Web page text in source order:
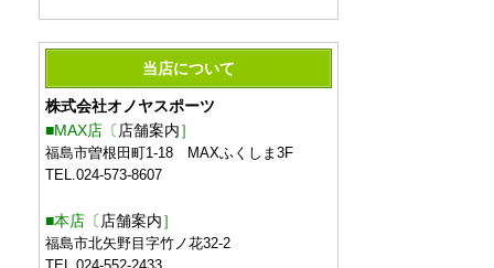
当店について
株式会社オノヤスポーツ
■MAX店〔 店舗案内］
福島市曽根田町1-18 MAXふくしま3F
TEL.024-573-8607
■本店〔 店舗案内］
福島市北矢野目字竹ノ花32-2